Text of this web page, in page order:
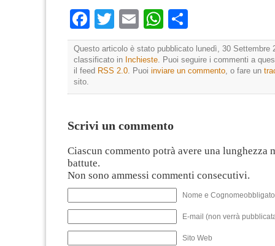
Facebook
TwitterEmailWhatsApp
Questo articolo è stato pubblicato lunedì, 30 Settembre
classificato in Inchieste. Puoi seguire i commenti a
il feed RSS 2.0. Puoi inviare un commento, o fare un
sito.
Scrivi un commento
Ciascun commento potrà avere una lunghezza
battute.
Non sono ammessi commenti consecutivi.
Nome e
E-mail (non verrà
Sito Web